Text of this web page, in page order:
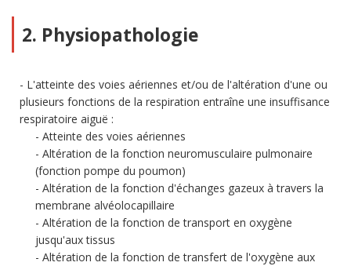
2. Physiopathologie
L'atteinte des voies aériennes et/ou de l'altération d'une ou
plusieurs fonctions de la respiration entraîne une insuffisance
respiratoire aiguë :
Atteinte des voies aériennes
Altération de la fonction neuromusculaire pulmonaire
(fonction pompe du poumon)
Altération de la fonction d'échanges gazeux à travers la
membrane alvéolocapillaire
Altération de la fonction de transport en oxygène
jusqu'aux tissus
Altération de la fonction de transfert de l'oxygène aux